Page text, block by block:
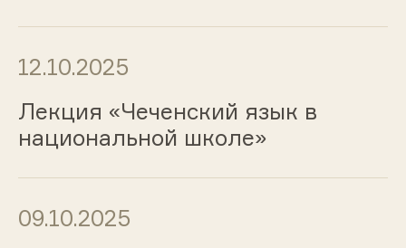
12.10.2025
Лекция «Чеченский язык в
национальной школе»
09.10.2025